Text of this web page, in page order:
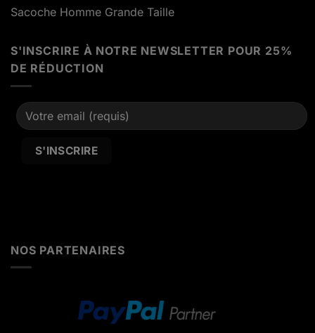
Sacoche Homme Grande Taille
S'INSCRIRE À NOTRE NEWSLETTER POUR 25%
DE RÉDUCTION
NOS PARTENAIRES